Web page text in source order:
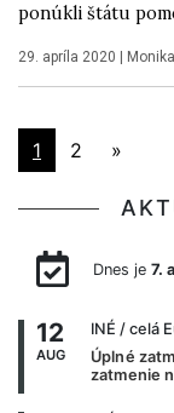
ponúkli štátu
29. apríla 2020 |
1 2 »
Dnes je 7.
12
AUG
INÉ / celá
Úplné
zatmenie